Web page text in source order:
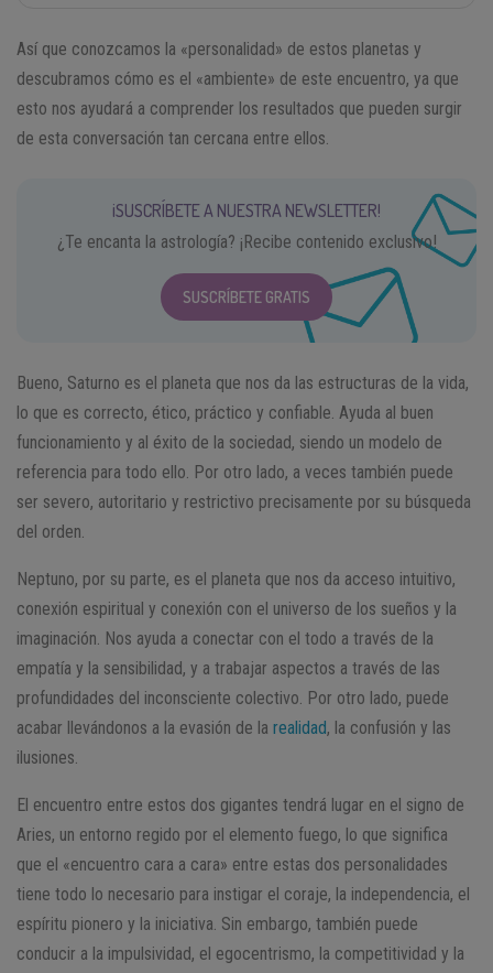
Así que conozcamos la «personalidad» de estos planetas y
descubramos cómo es el «ambiente» de este encuentro, ya que
esto nos ayudará a comprender los resultados que pueden surgir
de esta conversación tan cercana entre ellos.
¡SUSCRÍBETE A NUESTRA NEWSLETTER!
¿Te encanta la astrología? ¡Recibe contenido exclusivo!
SUSCRÍBETE GRATIS
Bueno, Saturno es el planeta que nos da las estructuras de la vida,
lo que es correcto, ético, práctico y confiable. Ayuda al buen
funcionamiento y al éxito de la sociedad, siendo un modelo de
referencia para todo ello. Por otro lado, a veces también puede
ser severo, autoritario y restrictivo precisamente por su búsqueda
del orden.
Neptuno, por su parte, es el planeta que nos da acceso intuitivo,
conexión espiritual y conexión con el universo de los sueños y la
imaginación. Nos ayuda a conectar con el todo a través de la
empatía y la sensibilidad, y a trabajar aspectos a través de las
profundidades del inconsciente colectivo. Por otro lado, puede
acabar llevándonos a la evasión de la realidad, la confusión y las
ilusiones.
El encuentro entre estos dos gigantes tendrá lugar en el signo de
Aries, un entorno regido por el elemento fuego, lo que significa
que el «encuentro cara a cara» entre estas dos personalidades
tiene todo lo necesario para instigar el coraje, la independencia, el
espíritu pionero y la iniciativa. Sin embargo, también puede
conducir a la impulsividad, el egocentrismo, la competitividad y la